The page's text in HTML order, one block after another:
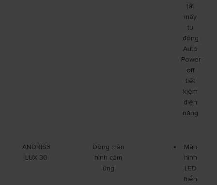
tắt
máy
tự
động
Auto
Power-
off
tiết
kiệm
điện
năng
ANDRIS3
LUX 30
Dòng màn
hình cảm
ứng
Màn
hình
LED
hiển